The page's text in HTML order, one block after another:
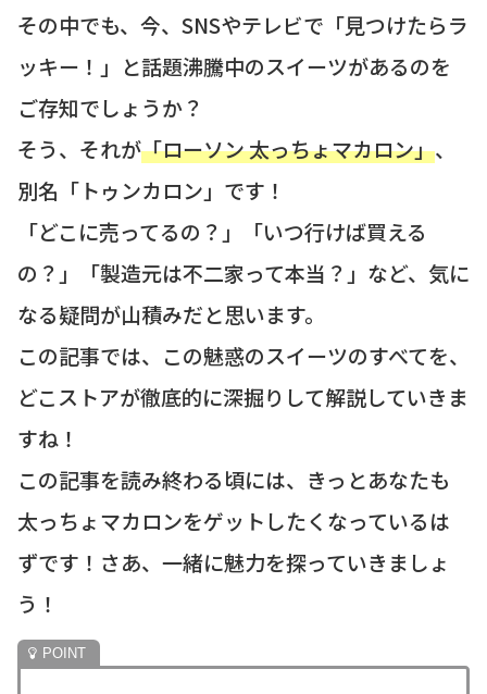
その中でも、今、SNSやテレビで「見つけたらラ
ッキー！」と話題沸騰中のスイーツがあるのを
ご存知でしょうか？
そう、それが「ローソン 太っちょマカロン」、
別名「トゥンカロン」です！
「どこに売ってるの？」「いつ行けば買える
の？」「製造元は不二家って本当？」など、気に
なる疑問が山積みだと思います。
この記事では、この魅惑のスイーツのすべてを、
どこストアが徹底的に深掘りして解説していきま
すね！
この記事を読み終わる頃には、きっとあなたも
太っちょマカロンをゲットしたくなっているは
ずです！さあ、一緒に魅力を探っていきましょ
う！